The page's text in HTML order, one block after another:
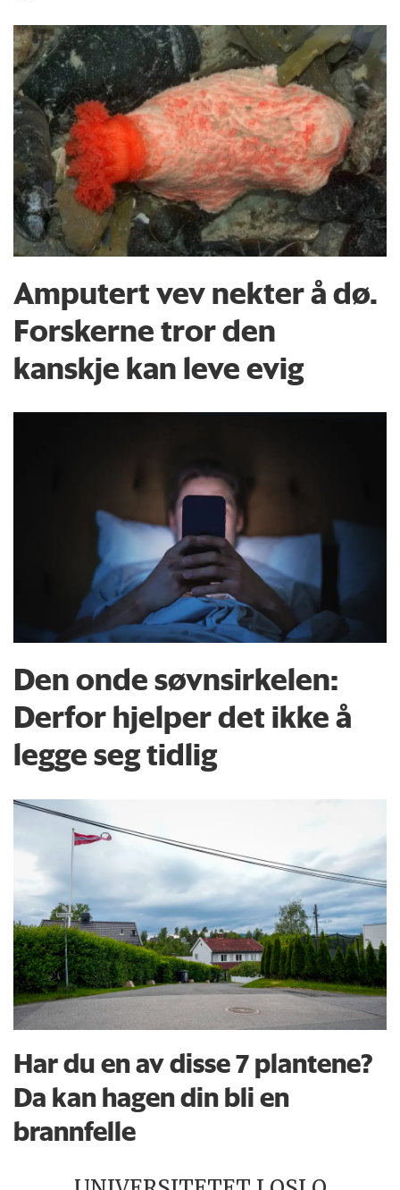
Amputert vev nekter å dø.
Forskerne tror den
kanskje kan leve evig
Den onde søvnsirkelen:
Derfor hjelper det ikke å
legge seg tidlig
Har du en av disse 7 plantene?
Da kan hagen din bli en
brannfelle